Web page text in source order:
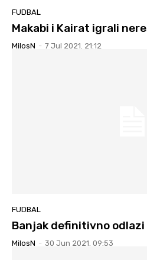
FUDBAL
Makabi i Kairat igrali
MilosN - 7 Jul 2021. 21:12
FUDBAL
Banjak definitivno
MilosN - 30 Jun 2021. 09:53